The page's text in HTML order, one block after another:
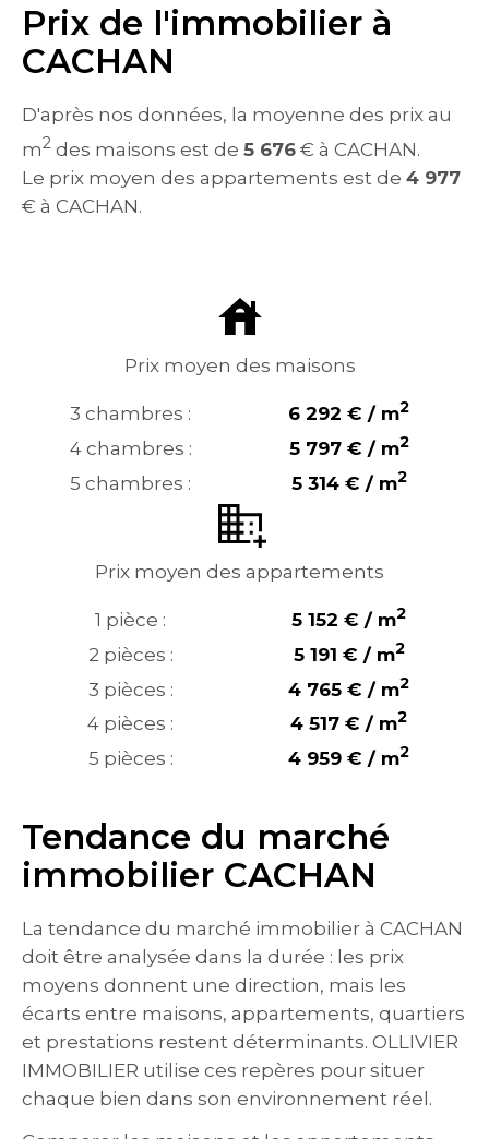
Prix de l'immobilier à
CACHAN
D'après nos données, la moyenne des prix au
m2 des maisons est de 5 676 € à CACHAN.
Le prix moyen des appartements est de 4 977
€ à CACHAN.
Prix moyen des maisons
3 chambres : 6 292 € / m2
4 chambres : 5 797 € / m2
5 chambres : 5 314 € / m2
Prix moyen des appartements
1 pièce : 5 152 € / m2
2 pièces : 5 191 € / m2
3 pièces : 4 765 € / m2
4 pièces : 4 517 € / m2
5 pièces : 4 959 € / m2
Tendance du marché
immobilier CACHAN
La tendance du marché immobilier à CACHAN
doit être analysée dans la durée : les prix
moyens donnent une direction, mais les
écarts entre maisons, appartements, quartiers
et prestations restent déterminants. OLLIVIER
IMMOBILIER utilise ces repères pour situer
chaque bien dans son environnement réel.